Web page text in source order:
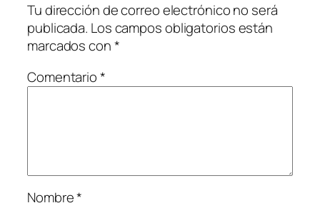
Tu dirección de correo electrónico no será
publicada. Los campos obligatorios están
marcados con*
Comentario*
Nombre*